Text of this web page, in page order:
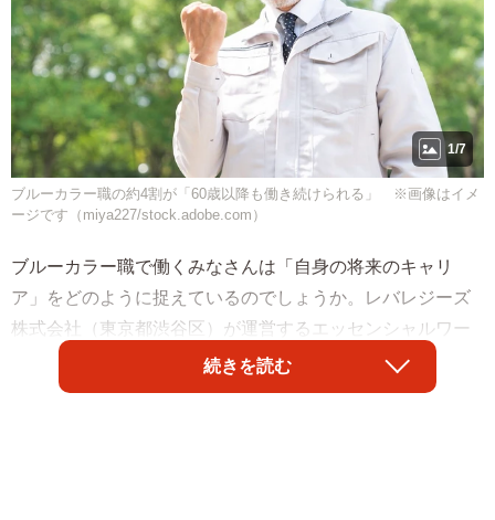
1/7
ブルーカラー職の約4割が「60歳以降も働き続けられる」 ※画像はイメ
ージです（miya227/stock.adobe.com）
ブルーカラー職で働くみなさんは「自身の将来のキャリ
ア」をどのように捉えているのでしょうか。レバレジーズ
株式会社（東京都渋谷区）が運営するエッセンシャルワー
カー向けキャリア支援サービス『レバジョブ』が実施した
「ブルーカラー職の将来キャリア」に関する実態調査によ
続きを読む